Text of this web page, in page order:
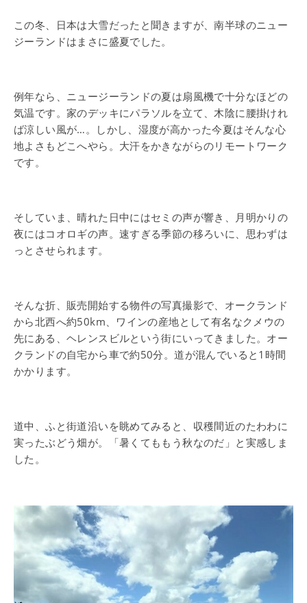
この冬、日本は大雪だったと聞きますが、南半球のニュー
ジーランドはまさに盛夏でした。
例年なら、ニュージーランドの夏は扇風機で十分なほどの
気温です。家のデッキにパラソルを立て、木陰に腰掛けれ
ば涼しい風が…。しかし、湿度が高かった今夏はそんな心
地よさもどこへやら。大汗をかきながらのリモートワーク
です。
そしていま、晴れた日中にはセミの声が響き、月明かりの
夜にはコオロギの声。速すぎる季節の移ろいに、思わずは
っとさせられます。
そんな折、販売開始する物件の写真撮影で、オークランド
から北西へ約50km、ワインの産地として有名なクメウの
先にある、ヘレンスビルという街にいってきました。オー
クランドの自宅から車で約50分。道が混んでいると1時間
かかります。
道中、ふと街道沿いを眺めてみると、収穫間近のたわわに
実ったぶどう畑が。「暑くてももう秋なのだ」と実感しま
した。